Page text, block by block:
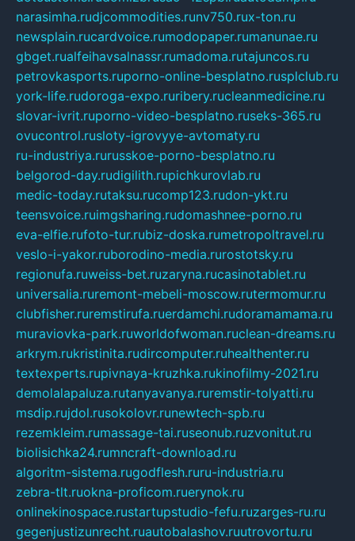
narasimha.rudjcommodities.runv750.rux-ton.ru
newsplain.rucardvoice.rumodopaper.rumanunae.ru
gbget.rualfeihavsalnassr.rumadoma.rutajuncos.ru
petrovkasports.ruporno-online-besplatno.rusplclub.ru
york-life.rudoroga-expo.ruribery.rucleanmedicine.ru
slovar-ivrit.ruporno-video-besplatno.ruseks-365.ru
ovucontrol.rusloty-igrovyye-avtomaty.ru
ru-industriya.rurusskoe-porno-besplatno.ru
belgorod-day.rudigilith.rupichkurovlab.ru
medic-today.rutaksu.rucomp123.rudon-ykt.ru
teensvoice.ruimgsharing.rudomashnee-porno.ru
eva-elfie.rufoto-tur.rubiz-doska.rumetropoltravel.ru
veslo-i-yakor.ruborodino-media.rurostotsky.ru
regionufa.ruweiss-bet.ruzaryna.rucasinotablet.ru
universalia.ruremont-mebeli-moscow.rutermomur.ru
clubfisher.ruremstirufa.ruerdamchi.rudoramamama.ru
muraviovka-park.ruworldofwoman.ruclean-dreams.ru
arkrym.rukristinita.rudircomputer.ruhealthenter.ru
textexperts.rupivnaya-kruzhka.rukinofilmy-2021.ru
demolalapaluza.rutanyavanya.ruremstir-tolyatti.ru
msdip.rujdol.rusokolovr.runewtech-spb.ru
rezemkleim.rumassage-tai.ruseonub.ruzvonitut.ru
biolisichka24.rumncraft-download.ru
algoritm-sistema.rugodflesh.ruru-industria.ru
zebra-tlt.ruokna-proficom.ruerynok.ru
onlinekinospace.rustartupstudio-fefu.ruzarges-ru.ru
gegenjustizunrecht.ruautobalashov.ruutrovortu.ru